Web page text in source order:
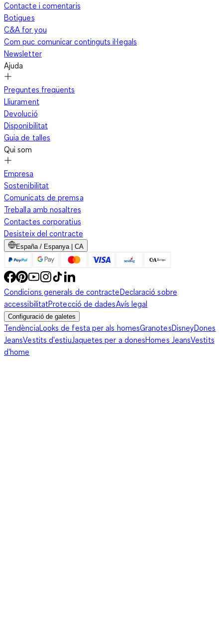
Contacte i comentaris
Botigues
C&A for you
Com puc comunicar continguts il·legals
Newsletter
Ajuda
Preguntes freqüents
Lliurament
Devolució
Disponibilitat
Guia de talles
Qui som
Empresa
Sostenibilitat
Comunicats de premsa
Treballa amb nosaltres
Contactes corporatius
Desisteix del contracte
España / Espanya | CA
Condicions generals de contracteDeclaració sobre
accessibilitatProtecció de dadesAvís legal
Configuració de galetes
TendènciaLooks de festa per als homesGranotesDisneyDones
JeansVestits d'estiuJaquetes per a donesHomes JeansVestits
d'home